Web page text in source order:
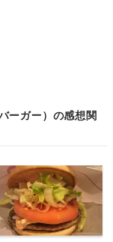
ーガー）の感想関